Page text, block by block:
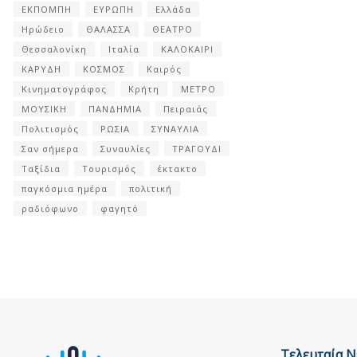
ΕΚΠΟΜΠΗ
ΕΥΡΩΠΗ
Ελλάδα
Ηρώδειο
ΘΑΛΑΣΣΑ
ΘΕΑΤΡΟ
Θεσσαλονίκη
Ιταλία
ΚΑΛΟΚΑΙΡΙ
ΚΑΡΥΔΗ
ΚΟΣΜΟΣ
Καιρός
Κινηματογράφος
Κρήτη
ΜΕΤΡΟ
ΜΟΥΣΙΚΗ
ΠΑΝΔΗΜΙΑ
Πειραιάς
Πολιτισμός
ΡΩΣΙΑ
ΣΥΝΑΥΛΙΑ
Σαν σήμερα
Συναυλίες
ΤΡΑΓΟΥΔΙ
Ταξίδια
Τουρισμός
έκτακτο
παγκόσμια ημέρα
πολιτική
ραδιόφωνο
φαγητό